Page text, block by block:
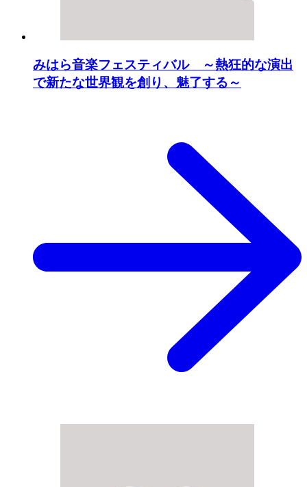
みはら音楽フェスティバル ～熱狂的な演出
で新たな世界観を創り、魅了する～